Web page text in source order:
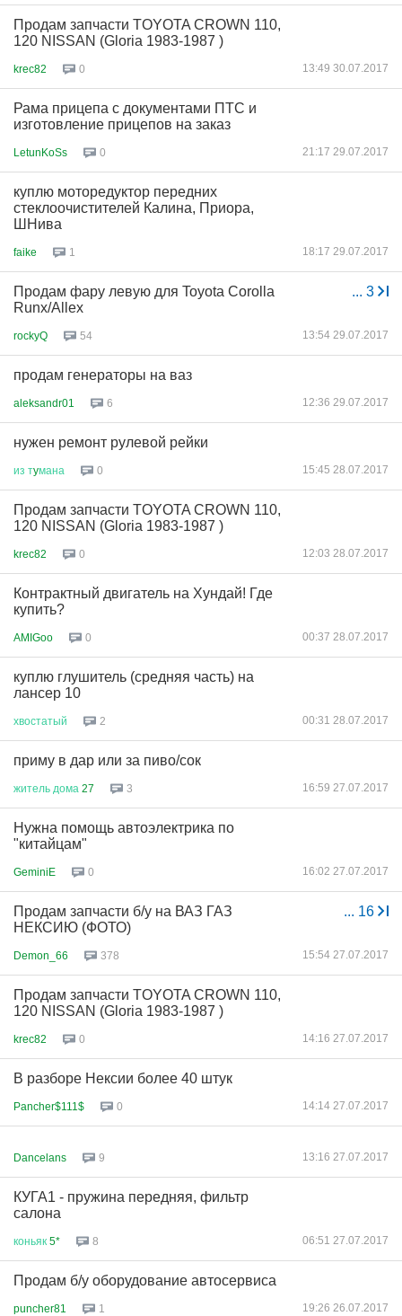
Продам запчасти TOYOTA CROWN 110,
120 NISSAN (Gloria 1983-1987 )
krec82 0 13:49 30.07.2017
Рама прицепа с документами ПТС и
изготовление прицепов на заказ
LetunKoSs 0 21:17 29.07.2017
куплю моторедуктор передних
стеклоочистителей Калина, Приора,
ШНива
faike 1 18:17 29.07.2017
... 3
Продам фару левую для Toyota Corolla
Runx/Allex
rockyQ 54 13:54 29.07.2017
продам генераторы на ваз
aleksandr01 6 12:36 29.07.2017
нужен ремонт рулевой рейки
из тyмана 0 15:45 28.07.2017
Продам запчасти TOYOTA CROWN 110,
120 NISSAN (Gloria 1983-1987 )
krec82 0 12:03 28.07.2017
Контрактный двигатель на Хундай! Где
купить?
AMIGoo 0 00:37 28.07.2017
куплю глушитель (средняя часть) на
лансер 10
хвостатый 2 00:31 28.07.2017
приму в дар или за пиво/сок
житель дома 27 3 16:59 27.07.2017
Нужна помощь автоэлектрика по
"китайцам"
GeminiE 0 16:02 27.07.2017
... 16
Продам запчасти б/у на ВАЗ ГАЗ
НЕКСИЮ (ФОТО)
Demon_66 378 15:54 27.07.2017
Продам запчасти TOYOTA CROWN 110,
120 NISSAN (Gloria 1983-1987 )
krec82 0 14:16 27.07.2017
В разборе Нексии более 40 штук
Pancher$111$ 0 14:14 27.07.2017
Dancelans 9 13:16 27.07.2017
КУГА1 - пружина передняя, фильтр
салона
коньяк 5* 8 06:51 27.07.2017
Продам б/у оборудование автосервиса
puncher81 1 19:26 26.07.2017